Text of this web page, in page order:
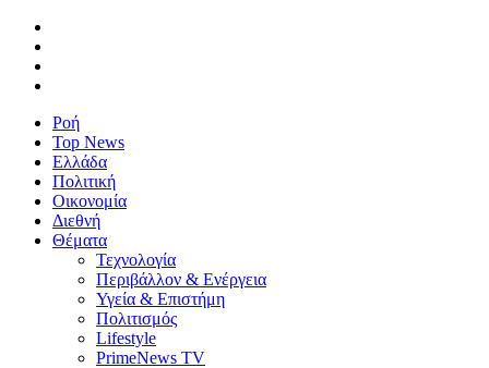
Ροή
Top News
Ελλάδα
Πολιτική
Οικονομία
Διεθνή
Θέματα
Τεχνολογία
Περιβάλλον & Ενέργεια
Υγεία & Επιστήμη
Πολιτισμός
Lifestyle
PrimeNews TV